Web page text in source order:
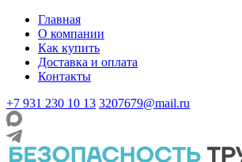
Главная
О компании
Как купить
Доставка и оплата
Контакты
+7 931 230 10 13 3207679@mail.ru